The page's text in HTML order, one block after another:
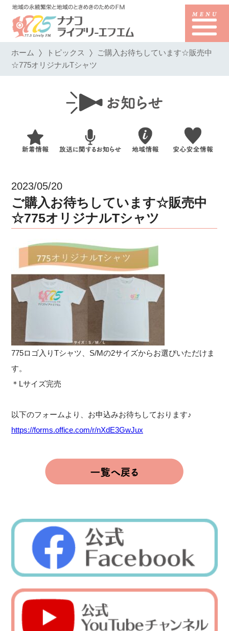
ホーム トピックス ご購入お待ちしています☆販売中
☆775オリジナルTシャツ
2023/05/20
ご購入お待ちしています☆販売中
☆775オリジナルTシャツ
775ロゴ入りTシャツ、S/Mの2サイズからお選びいただけま
す。
＊Lサイズ完売
以下のフォームより、お申込みお待ちしております♪
https://forms.office.com/r/nXdE3GwJux